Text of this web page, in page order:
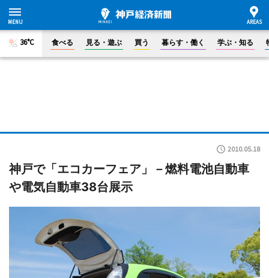
36°C 食べる 見る・遊ぶ 買う 暮らす・働く 学ぶ・知る
2010.05.18
神戸で「エコカーフェア」－燃料電池自動車
や電気自動車38台展示